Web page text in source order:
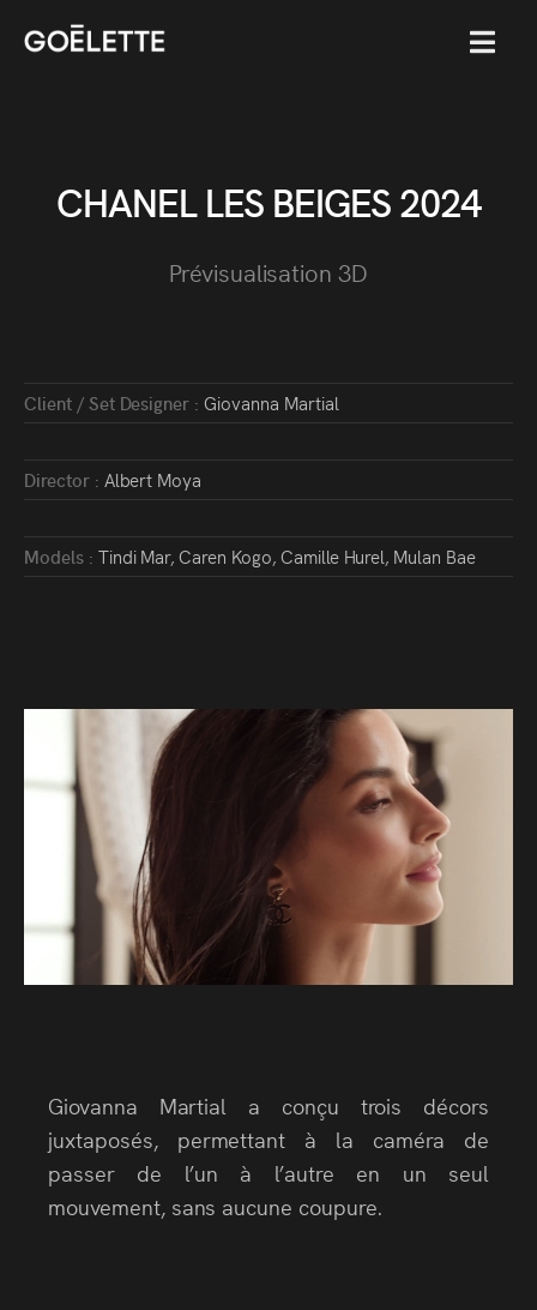
MENU
CHANEL LES BEIGES 2024
Prévisualisation 3D
Client / Set Designer : Giovanna Martial
Director : Albert Moya
Models : Tindi Mar, Caren Kogo, Camille Hurel, Mulan Bae
Giovanna Martial a conçu trois décors
juxtaposés, permettant à la caméra de
passer de l’un à l’autre en un seul
mouvement, sans aucune coupure.